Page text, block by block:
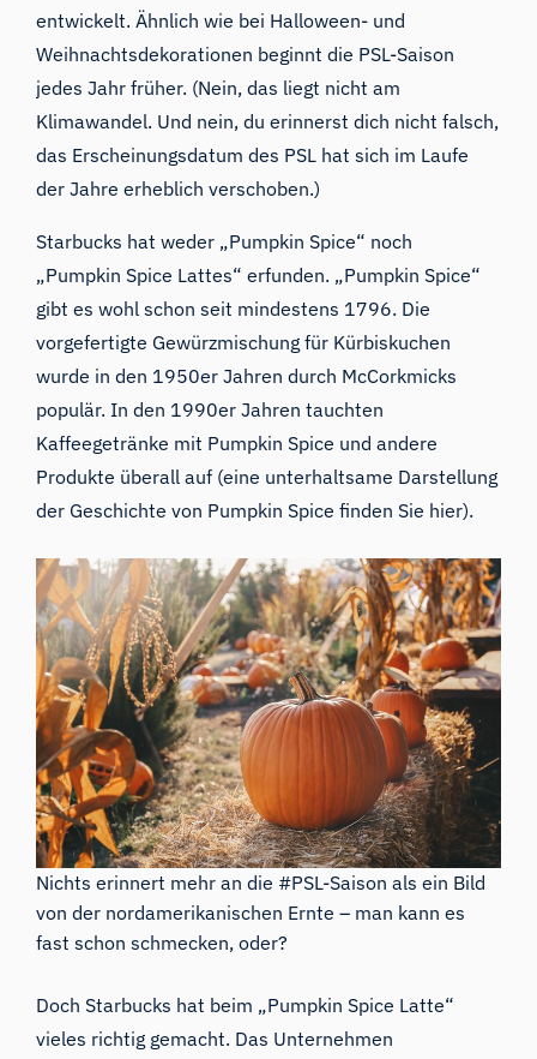
entwickelt. Ähnlich wie bei Halloween- und
Weihnachtsdekorationen beginnt die PSL-Saison
jedes Jahr früher. (Nein, das liegt nicht am
Klimawandel. Und nein, du erinnerst dich nicht falsch,
das Erscheinungsdatum des PSL hat sich im Laufe
der Jahreerheblich verschoben.)
Starbucks hat weder „Pumpkin Spice“ noch
„Pumpkin Spice Lattes“ erfunden. „Pumpkin Spice“
gibt es wohlschon seit mindestens 1796. Die
vorgefertigte Gewürzmischung für Kürbiskuchen
wurde in den 1950er Jahren durch McCorkmicks
populär. In den 1990er Jahren tauchten
Kaffeegetränke mit Pumpkin Spice und andere
Produkte überall auf (eine unterhaltsame Darstellung
der Geschichte von Pumpkin Spice finden Sie hier).
Nichts erinnert mehr an die #PSL-Saison als ein Bild
von der nordamerikanischen Ernte – man kann es
fast schon schmecken, oder?
Doch Starbucks hat beim „Pumpkin Spice Latte“
vieles richtig gemacht. Das Unternehmen